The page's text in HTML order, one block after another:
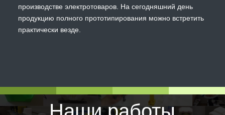
производстве электротоваров. На сегодняшний день
продукцию полного прототипирования можно встретить
практически везде.